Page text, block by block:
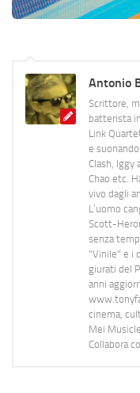
Antonio
Scrittore,
batterista
Link
e
Clash, Iggy
Chao etc.
vivo dagli
L’uomo
Scott-
senza
"Vinile" e i
giurati del
anni
cinema,
Mei
Collabora